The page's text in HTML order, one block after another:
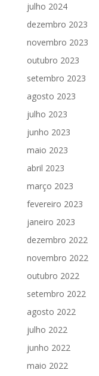
julho 2024
dezembro 2023
novembro 2023
outubro 2023
setembro 2023
agosto 2023
julho 2023
junho 2023
maio 2023
abril 2023
março 2023
fevereiro 2023
janeiro 2023
dezembro 2022
novembro 2022
outubro 2022
setembro 2022
agosto 2022
julho 2022
junho 2022
maio 2022